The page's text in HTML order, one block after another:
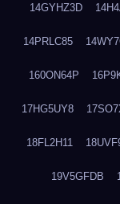
14GYHZ3D
14PRLC85
160ON64P
17HG5UY8
18FL2H11
19V5GFDB